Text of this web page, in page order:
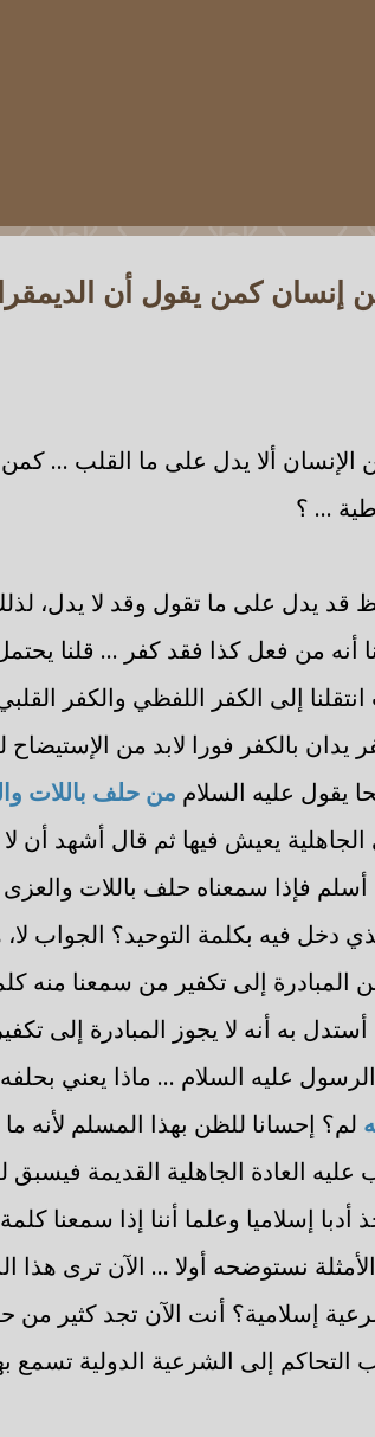
إنسان كمن يقول أن
الإنسان ألا يدل على ما القلب ...
... ؟
قد يدل على ما تقول وقد لا يدل،
أنه من فعل كذا فقد كفر ... قلنا
إلى الكفر اللفظي والكفر
بالكفر فورا لابد من الإستيضاح
يقول عليه السلام من حلف باللات
يعيش فيها ثم قال أشهد أن لا
فإذا سمعناه حلف باللات
دخل فيه بكلمة التوحيد؟ الجواب لا،
المبادرة إلى تكفير من سمعنا منه
أستدل به أنه لا يجوز المبادرة إلى
الرسول عليه السلام ... ماذا يعني
لم؟ إحسانا للظن بهذا المسلم لأنه
العادة الجاهلية القديمة فيسبق
إسلاميا وعلما أننا إذا سمعنا
نستوضحه أولا ... الآن ترى هذا
إسلامية؟ أنت الآن تجد كثير من
إلى الشرعية الدولية تسمع